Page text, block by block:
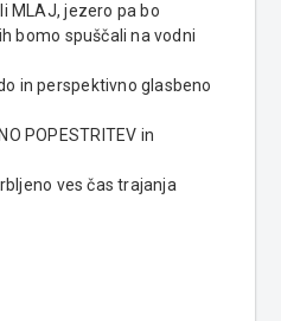
MLAJ, jezero pa bo
bomo spuščali na vodni
in perspektivno glasbeno
POPESTRITEV in
ves čas trajanja